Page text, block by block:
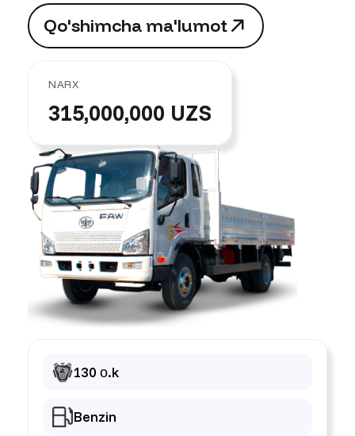
Qo'shimcha ma'lumot
Qo'shimchama'lumot
NARX
315,000,000 UZS
130 о.k
Benzin